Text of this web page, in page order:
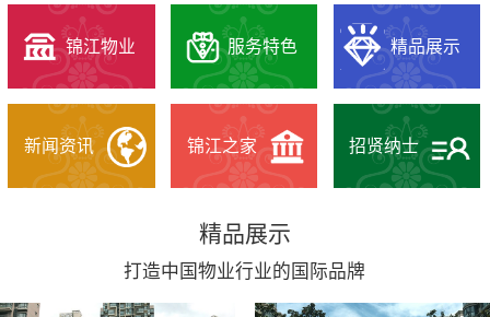
锦江物业 服务特色 精品展示
新闻资讯 锦江之家 招贤纳士
精品展示
打造中国物业行业的国际品牌